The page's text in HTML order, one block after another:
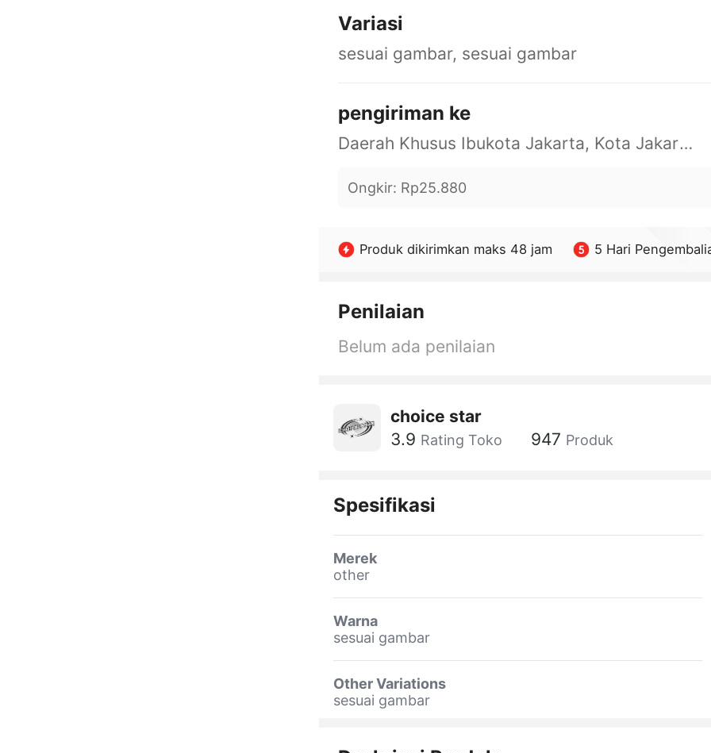
Variasi
sesuai gambar, sesuai gambar
pengiriman ke
Daerah Khusus Ibukota Jakarta, Kota Jakarta Barat, Cengkareng, yy
Ongkir: Rp25.880
Produk dikirimkan maks 48 jam 5 Hari
Penilaian
Belum ada penilaian
choice star
3.9 Rating Toko 947 Produk
Spesifikasi
Merek
other
Warna
sesuai gambar
Other Variations
sesuai gambar